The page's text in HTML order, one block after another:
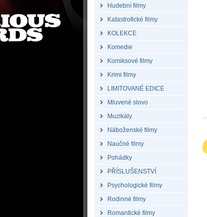
Hudební filmy
Katastrofické filmy
KOLEKCE
Komedie
Komiksové filmy
Krimi filmy
LIMITOVANÉ EDICE
Mluvené slovo
Muzikály
Náboženské filmy
Naučné filmy
Pohádky
PŘÍSLUŠENSTVÍ
Psychologické filmy
Rodinné filmy
Romantické filmy